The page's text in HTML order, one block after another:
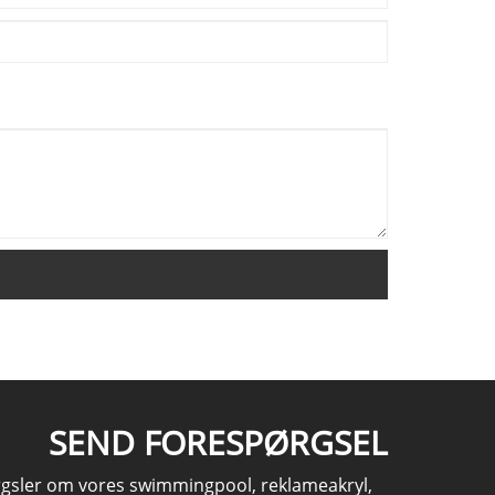
SEND FORESPØRGSEL
om vores swimmingpool, reklameakryl,